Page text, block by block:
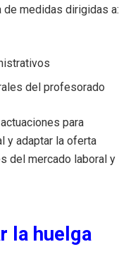
de medidas dirigidas a:
del profesorado
para
y adaptar la oferta
del mercado laboral y
la huelga